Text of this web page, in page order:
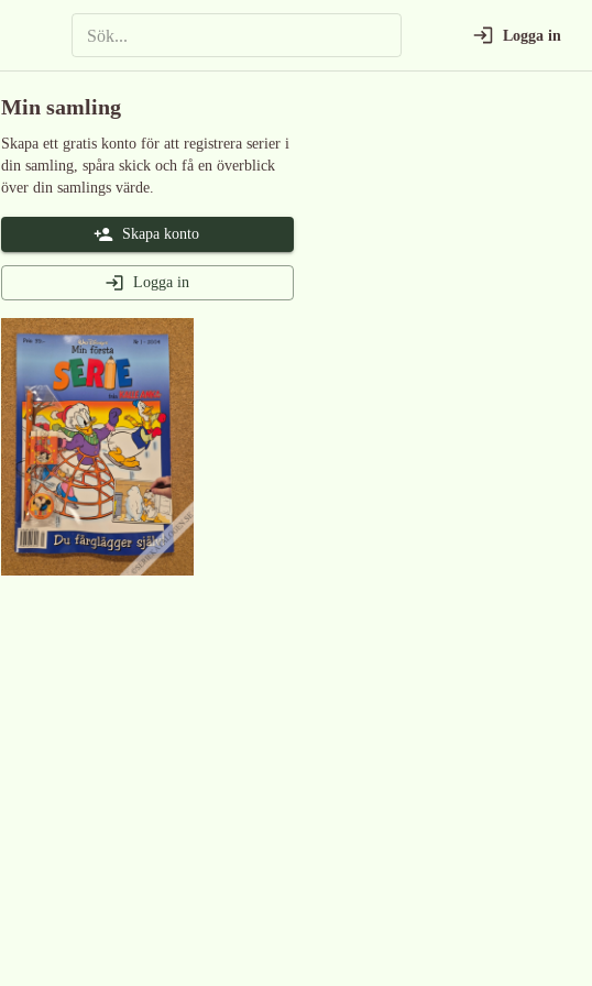
Logga in
Min samling
Skapa ett gratis konto för att registrera serier i
din samling, spåra skick och få en överblick
över din samlings värde.
Skapa konto
Logga in